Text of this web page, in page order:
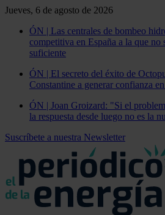
Jueves, 6 de agosto de 2026
ÓN | Las centrales de bombeo
competitiva en España a la que no
suficiente
ÓN | El secreto del éxito de
Constantine a generar confianza
ÓN | Joan Groizard: "Si el
la respuesta desde luego no es la
Suscríbete a nuestra Newsletter